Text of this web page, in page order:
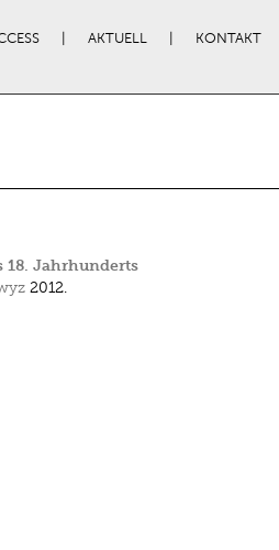
AKTUELL KONTAKT
18. Jahrhunderts
2012.